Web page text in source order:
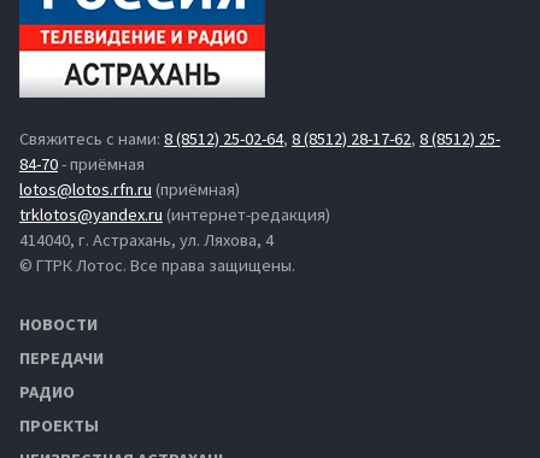
Свяжитесь с нами: 8 (8512) 25-02-64, 8 (8512) 28-17-62, 8 (8512) 25-
84-70- приёмная
lotos@lotos.rfn.ru (приёмная)
trklotos@yandex.ru (интернет-редакция)
414040, г. Астрахань, ул. Ляхова, 4
© ГТРК Лотос. Все права защищены.
НОВОСТИ
ПЕРЕДАЧИ
РАДИО
ПРОЕКТЫ